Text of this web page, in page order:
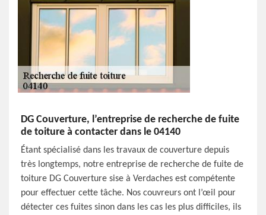
DG Couverture, l’entreprise de recherche de fuite
de toiture à contacter dans le 04140
Étant spécialisé dans les travaux de couverture depuis
très longtemps, notre entreprise de recherche de fuite de
toiture DG Couverture sise à Verdaches est compétente
pour effectuer cette tâche. Nos couvreurs ont l’œil pour
détecter ces fuites sinon dans les cas les plus difficiles, ils